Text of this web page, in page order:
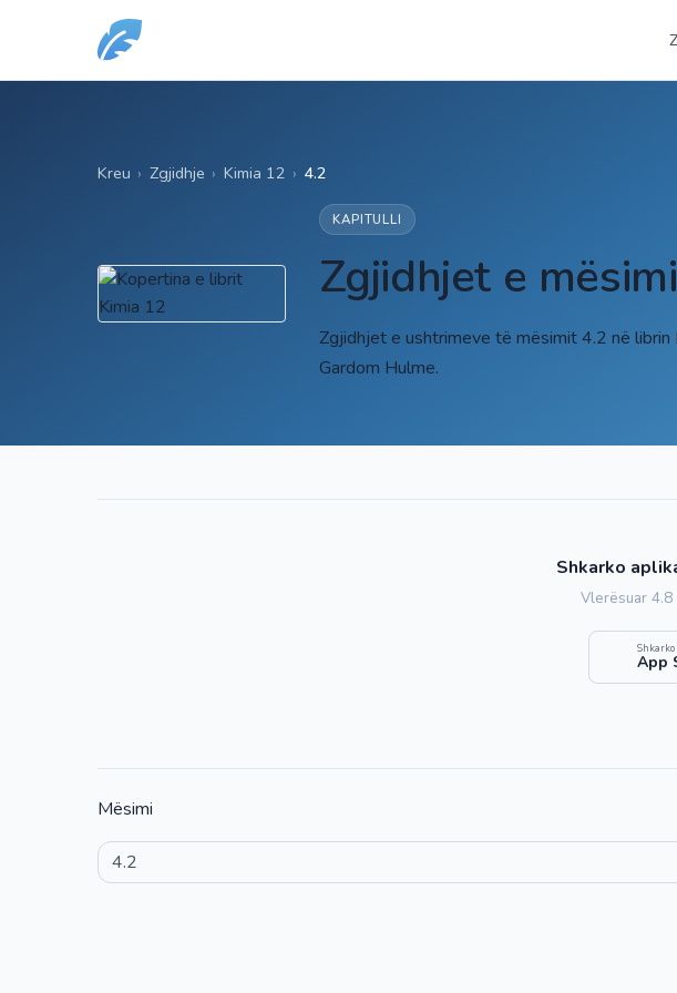
Kreu › Zgjidhje › Kimia 12 › 4.2
KAPITULLI
Zgjidhjet e
Zgjidhjet e ushtrimeve të mësimit 4.2 në
Gardom Hulme.
Shkarko
Vlerësuar
Shkarko
App
Mësimi